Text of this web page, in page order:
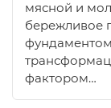
мясной и
бережливое
фактором…